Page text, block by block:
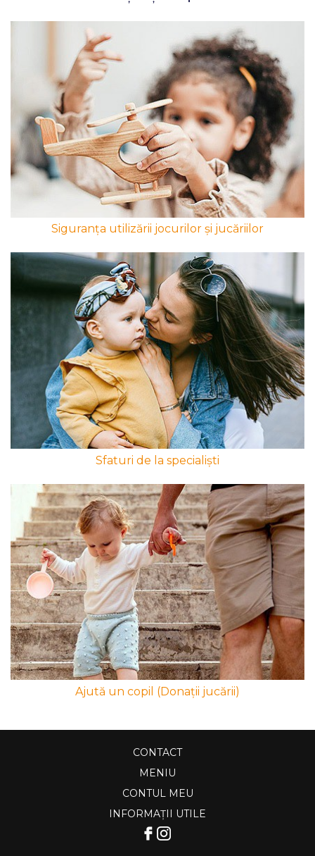
Siguranța utilizării jocurilor și jucăriilor
Sfaturi de la specialiști
Ajută un copil (Donații jucării)
CONTACT
MENIU
CONTUL MEU
INFORMAȚII UTILE